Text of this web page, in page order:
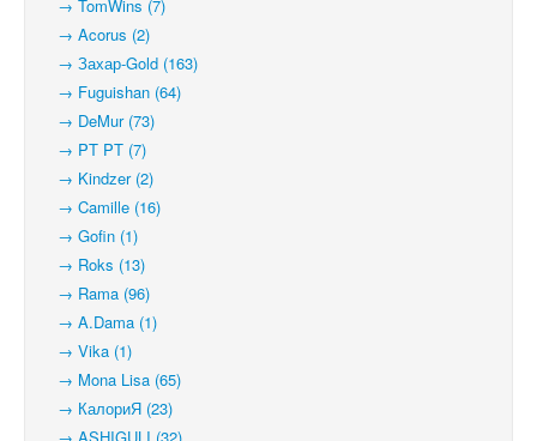
→ TomWins (7)
→ Acorus (2)
→ Захар-Gold (163)
→ Fuguishan (64)
→ DeMur (73)
→ PT PT (7)
→ Kindzer (2)
→ Camille (16)
→ Gofin (1)
→ Roks (13)
→ Rama (96)
→ A.Dama (1)
→ Vika (1)
→ Mona Lisa (65)
→ КалориЯ (23)